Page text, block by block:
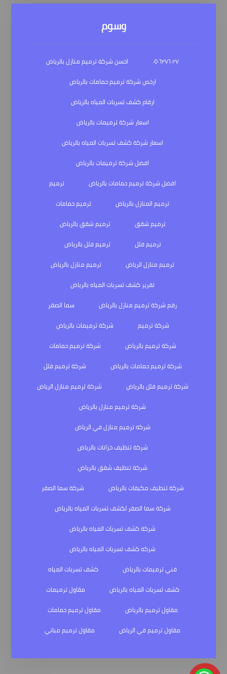
وسوم
٠٥٠٦٢٧٦٠٢٧
احسن شركة ترميم منازل بالرياض
ارخص شركة ترميم حمامات بالرياض
ارقام كشف تسربات المياه بالرياض
اسعار شركة ترميمات بالرياض
اسعار شركة كشف تسربات المياه بالرياض
افضل شركة ترميمات بالرياض
افضل شركة ترميم حمامات بالرياض
ترميم
ترميم المنازل بالرياض
ترميم حمامات
ترميم شقق
ترميم شقق بالرياض
ترميم فلل
ترميم فلل بالرياض
ترميم منازل الرياض
ترميم منازل بالرياض
تقرير كشف تسربات المياه بالرياض
رقم شركة ترميم منازل بالرياض
سما الصقر
شركة ترميم
شركة ترميمات بالرياض
شركة ترميم بالرياض
شركة ترميم حمامات
شركة ترميم حمامات بالرياض
شركة ترميم فلل
شركة ترميم فلل بالرياض
شركة ترميم منازل الرياض
شركة ترميم منازل بالرياض
شركة ترميم منازل في الرياض
شركة تنظيف خزانات بالرياض
شركة تنظيف شقق بالرياض
شركة تنظيف مكيفات بالرياض
شركة سما الصقر
شركة سما الصقر لكشف تسربات المياه بالرياض
شركة كشف تسربات المياه بالرياض
شركه كشف تسربات المياه بالرياض
فني ترميمات بالرياض
كشف تسربات المياه
كشف تسربات المياه بالرياض
مقاول ترميمات
مقاول ترميم بالرياض
مقاول ترميم حمامات
مقاول ترميم في الرياض
مقاول ترميم مباني